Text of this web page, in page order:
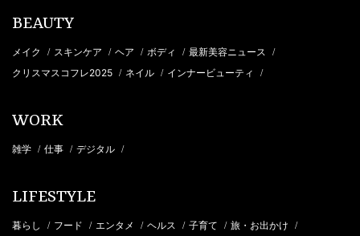
BEAUTY
メイク / スキンケア / ヘア / ボディ / 最新美容ニュース /
クリスマスコフレ2025 / ネイル / インナービューティ /
WORK
雑学 / 仕事 / デジタル /
LIFESTYLE
暮らし / フード / エンタメ / ヘルス / 子育て / 旅・お出かけ /